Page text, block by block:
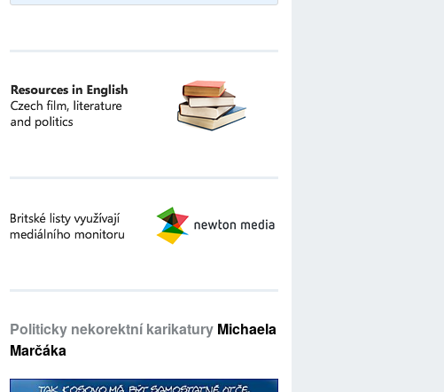
Politicky nekorektní karikatury Michaela
Marčáka